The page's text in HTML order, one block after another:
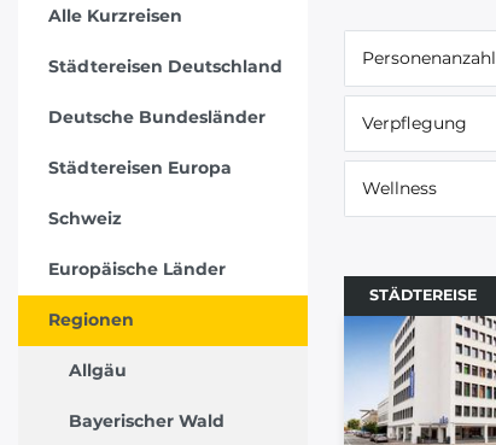
Alle Kurzreisen
Städtereisen Deutschland
Deutsche Bundesländer
Städtereisen Europa
Schweiz
Europäische Länder
Regionen
Allgäu
Bayerischer Wald
Personenanzahl
Verpflegung
Wellness
STÄDTEREISE